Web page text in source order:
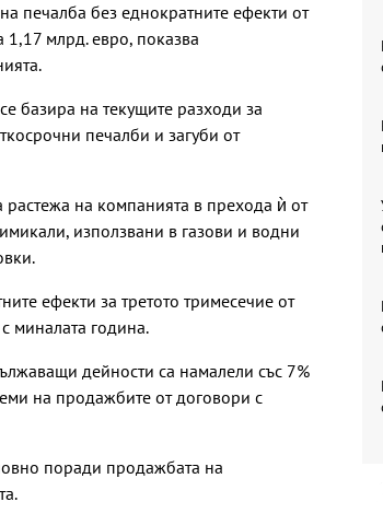
печалба без еднократните ефекти от
1,17 млрд. евро, показва
базира на текущите разходи за
печалби и загуби от
растежа на компанията в прехода ѝ от
използвани в газови и водни
ефекти за третото тримесечие от
миналата година.
дейности са намалели със 7%
на продажбите от договори с
поради продажбата на